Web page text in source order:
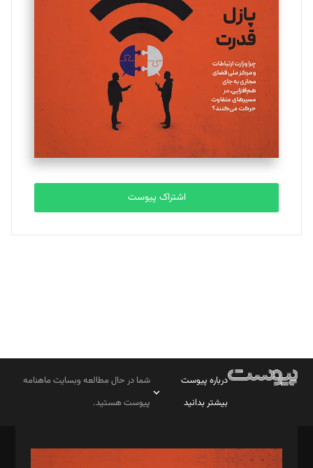
یسنا امان‌پور
تحریریه
ملینا جعفری
تحریریه
مصطفی مسجدی آرانی
تحریریه
بابک نقاش
تحریریه
اشتراک پیوست
درباره پیوست
بیشتر بدانید
شما در حال مطالعه وبسایت ماهنامه
پیوست هستید.
مدیر مسئول: محمدباقر اثنی‌عشری